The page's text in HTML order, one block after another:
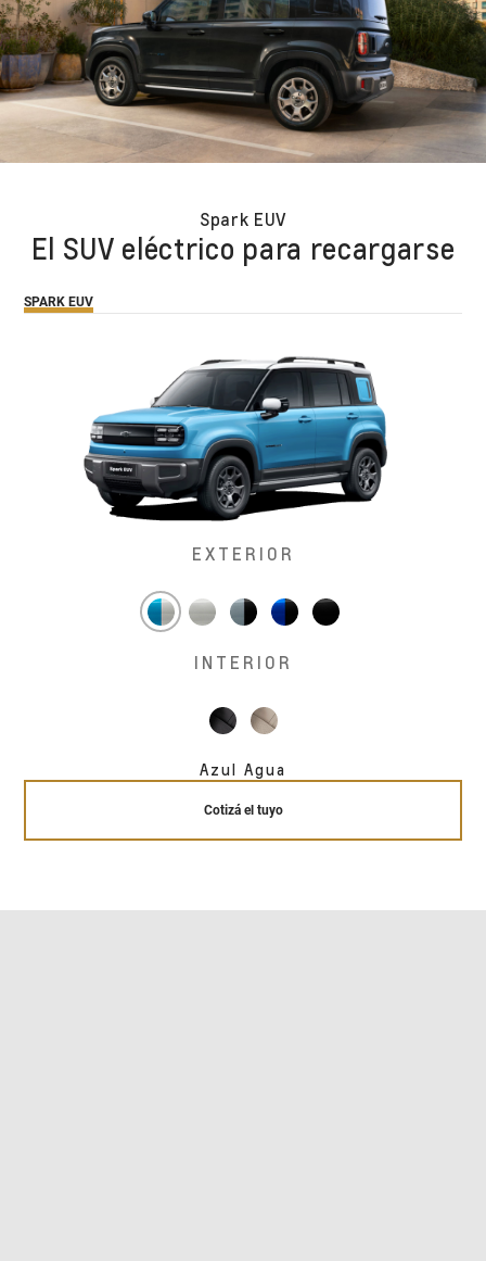
Spark EUV
El SUV eléctrico para recargarse
SPARK EUV
EXTERIOR
INTERIOR
Azul Agua
Cotizá el tuyo